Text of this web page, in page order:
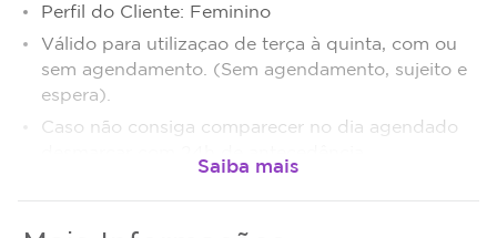
Perfil do Cliente: Feminino
Válido para utilizaçao de terça à quinta, com ou
sem agendamento. (Sem agendamento, sujeito e
espera).
Caso não consiga comparecer no dia agendado